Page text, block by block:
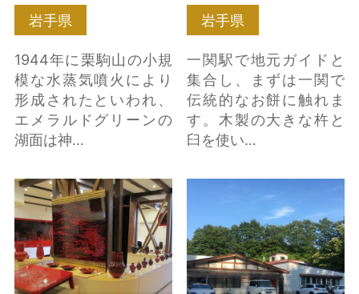
岩手県
1944年に栗駒山の小規
模な水蒸気噴火により
形成されたといわれ、
エメラルドグリーンの
湖面は神…
岩手県
一関駅で地元ガイドと
集合し、まずは一関で
伝統的なお餅に触れま
す。木製の大きな杵と
臼を使い…
薬師塗漆工芸館 の詳細
はこちら
大谷温泉 の詳細はこち